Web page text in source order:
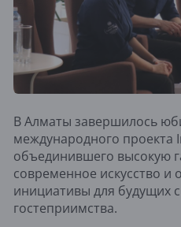
В Алматы завершилось
международного проекта
объединившего высокую
современное искусство и
инициативы для будущих
гостеприимства.